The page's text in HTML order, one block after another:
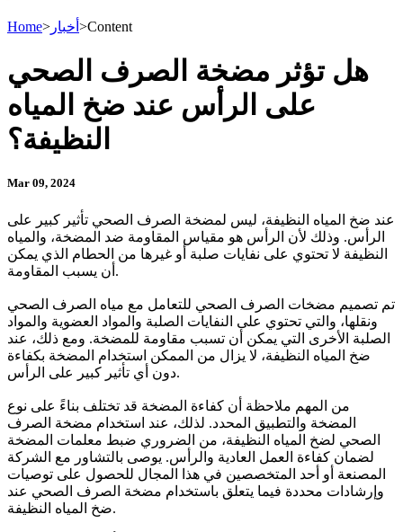
Home> أخبار >Content
هل تؤثر مضخة الصرف الصحي
على الرأس عند ضخ المياه
النظيفة؟
Mar 09, 2024
عند ضخ المياه النظيفة، ليس لمضخة الصرف الصحي تأثير كبير على
الرأس. وذلك لأن الرأس هو مقياس المقاومة ضد المضخة، والمياه
النظيفة لا تحتوي على نفايات صلبة أو غيرها من الحطام الذي يمكن
أن يسبب المقاومة.
تم تصميم مضخات الصرف الصحي للتعامل مع مياه الصرف الصحي
ونقلها، والتي تحتوي على النفايات الصلبة والمواد العضوية والمواد
الصلبة الأخرى التي يمكن أن تسبب مقاومة للمضخة. ومع ذلك، عند
ضخ المياه النظيفة، لا يزال من الممكن استخدام المضخة بكفاءة
دون أي تأثير كبير على الرأس.
من المهم ملاحظة أن كفاءة المضخة قد تختلف بناءً على نوع
المضخة والتطبيق المحدد. لذلك، عند استخدام مضخة الصرف
الصحي لضخ المياه النظيفة، من الضروري ضبط معلمات المضخة
لضمان كفاءة العمل العادية والرأس. يوصى بالتشاور مع الشركة
المصنعة أو أحد المتخصصين في هذا المجال للحصول على توصيات
وإرشادات محددة فيما يتعلق باستخدام مضخة الصرف الصحي عند
ضخ المياه النظيفة.